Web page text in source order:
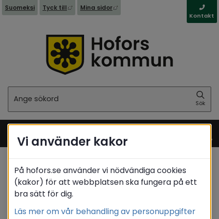
Suomeksi Tyck till Länk till annan webbplats, öppnas i nytt
Mina sidor Länk till annan webbplats,
Kontakt
Sök
Meny
Startsida
Kommun & politik
/ Behandling av personuppgifter - GDPR
Behandling av personuppgifter (GDPR) inom
barn- och utbildningsnämnden
Vi använder kakor
På hofors.se använder vi nödvändiga cookies
(kakor) för att webbplatsen ska fungera på ett
bra sätt för dig.
Läs mer om vår behandling av personuppgifter